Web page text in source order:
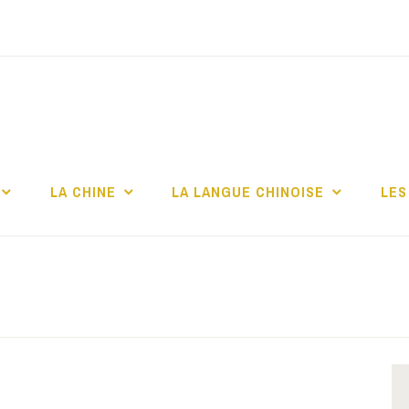
LA CHINE LA LANGUE CHINOISE